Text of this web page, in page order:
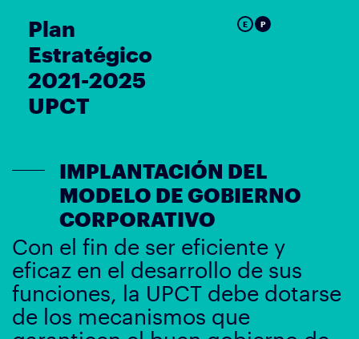
Plan
Estratégico
2021-2025
UPCT
E P
IMPLANTACIÓN DEL
MODELO DE GOBIERNO
CORPORATIVO
Con el fin de ser eficiente y
eficaz en el desarrollo de sus
funciones, la UPCT debe dotarse
de los mecanismos que